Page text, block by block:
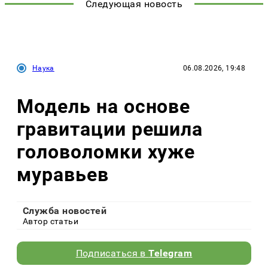
Следующая новость
Наука 06.08.2026, 19:48
Модель на основе
гравитации решила
головоломки хуже
муравьев
Служба новостей
Автор статьи
Подписаться вTelegram